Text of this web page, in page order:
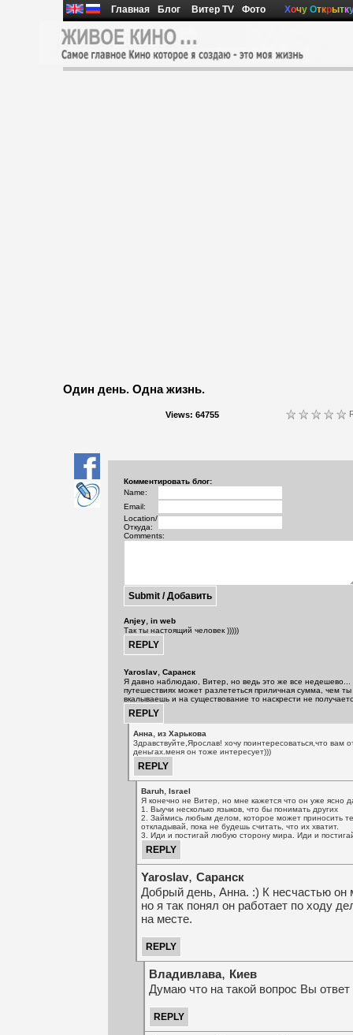
Главная Блог Витер TV Фото Хочу Открытк
Один день. Одна жизнь.
Views: 64755
Комментировать блог:
Name:
Email:
Location/
Откуда:
Comments:
Anjey, in web
Так ты настоящий человек )))))
Yaroslav, Саранск
Я давно наблюдаю, Витер, но ведь это же все недешево...
путешествиях может разлететься приличная сумма, чем
вкалываешь и на существование то наскрести не
Анна, из Харькова
Здравствуйте,Ярослав! хочу поинтересоваться,что вам
деньгах.меня он тоже интересует)))
Baruh, Israel
Я конечно не Витер, но мне кажется что он уже ясно
1. Выучи несколько языков, что бы понимать других
2. Займись любым делом, которое может приносить
откладывай, пока не будешь считать, что их хватит.
3. Иди и постигай любую сторону мира. Иди и
Yaroslav, Cаранск
Добрый день, Анна. :) К несчастью он
но я так понял он работает по ходу
на месте.
Владивлава, Киев
Думаю что на такой вопрос Вы ответ